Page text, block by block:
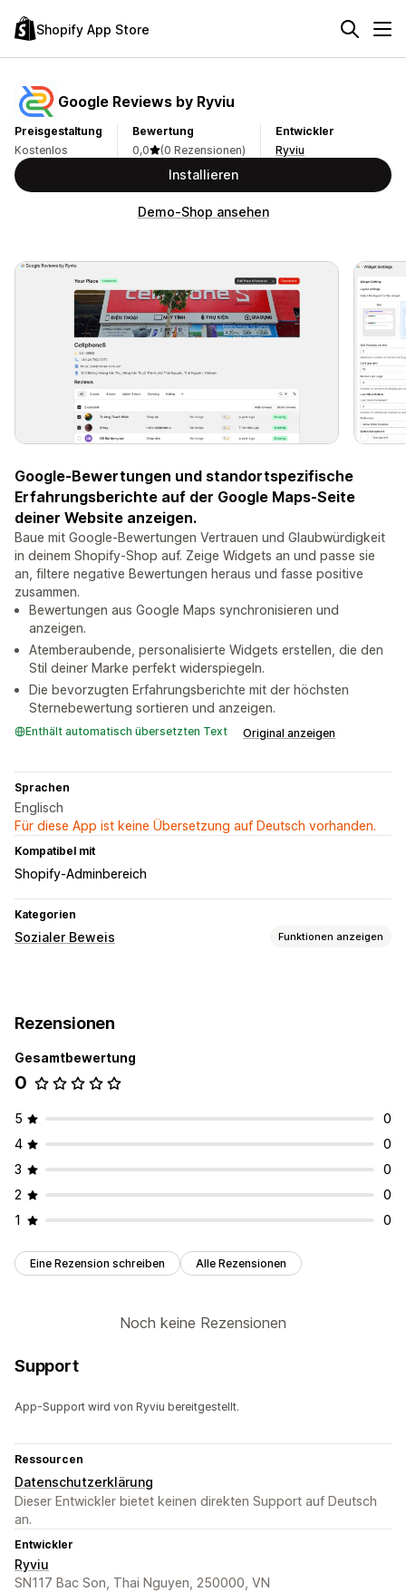
Shopify App Store
Google Reviews by Ryviu
Preisgestaltung
Kostenlos
Bewertung
0,0
(0 Rezensionen)
Entwickler
Ryviu
Installieren
Demo-Shop ansehen
Google-Bewertungen und standortspezifische
Erfahrungsberichte auf der Google Maps-Seite
deiner Website anzeigen.
Baue mit Google-Bewertungen Vertrauen und Glaubwürdigkeit
in deinem Shopify-Shop auf. Zeige Widgets an und passe sie
an, filtere negative Bewertungen heraus und fasse positive
zusammen.
Bewertungen aus Google Maps synchronisieren und
anzeigen.
Atemberaubende, personalisierte Widgets erstellen, die den
Stil deiner Marke perfekt widerspiegeln.
Die bevorzugten Erfahrungsberichte mit der höchsten
Sternebewertung sortieren und anzeigen.
Enthält automatisch übersetzten Text Original anzeigen
Sprachen
Englisch
Für diese App ist keine Übersetzung auf Deutsch vorhanden.
Kompatibel mit
Shopify-Adminbereich
Kategorien
Sozialer Beweis Funktionen anzeigen
Produktaufrufe Anzahl der Rezensionen
Benutzerdefinierte Layouts
Rezensionen
Gesamtbewertung
0
5
0
4
0
3
0
2
0
1
0
Eine Rezension schreiben Alle Rezensionen
Noch keine Rezensionen
Support
App-Support wird von Ryviu bereitgestellt.
Ressourcen
Datenschutzerklärung
Dieser Entwickler bietet keinen direkten Support auf Deutsch
an.
Entwickler
Ryviu
SN117 Bac Son, Thai Nguyen, 250000, VN